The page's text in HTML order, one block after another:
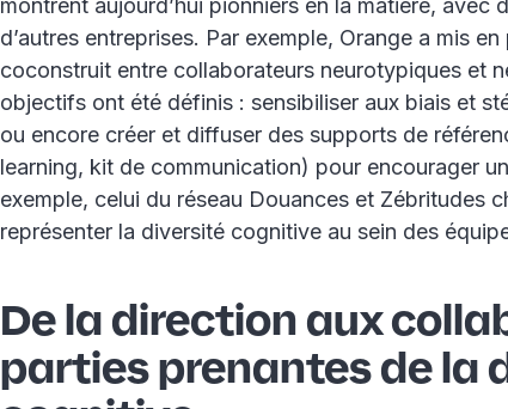
montrent aujourd’hui pionniers en la matière, avec
d’autres entreprises. Par exemple, Orange a mis
coconstruit entre collaborateurs neurotypiques et
objectifs ont été définis : sensibiliser aux biais et
ou encore créer et diffuser des supports de
learning, kit de communication) pour encourager
exemple, celui du réseau Douances et Zébritudes
représenter la diversité cognitive au sein des
De la direction aux
parties prenantes de la